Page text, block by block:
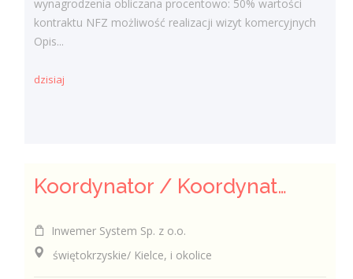
wynagrodzenia obliczana procentowo: 50% wartości
kontraktu NFZ możliwość realizacji wizyt komercyjnych
Opis...
dzisiaj
Koordynator / Koordynatorka ds. utrzymania czystości
Inwemer System Sp. z o.o.
świętokrzyskie/ Kielce, i okolice